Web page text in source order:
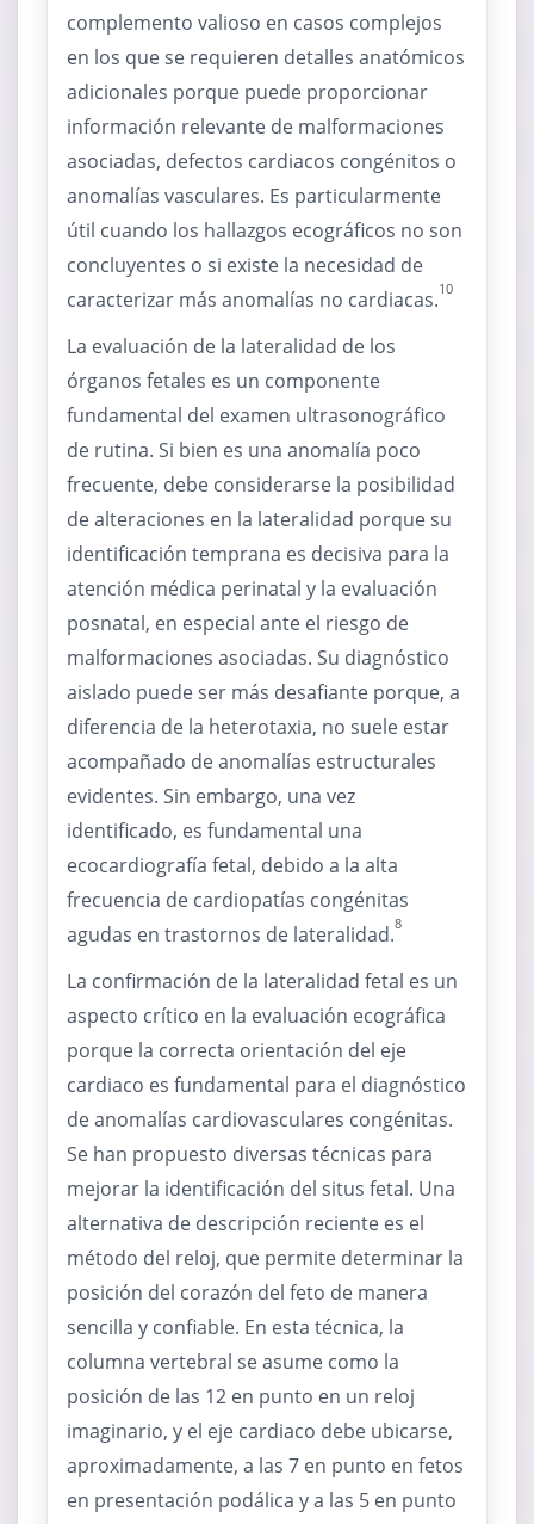
complemento valioso en casos complejos
en los que se requieren detalles anatómicos
adicionales porque puede proporcionar
información relevante de malformaciones
asociadas, defectos cardiacos congénitos o
anomalías vasculares. Es particularmente
útil cuando los hallazgos ecográficos no son
concluyentes o si existe la necesidad de
caracterizar más anomalías no cardiacas.10
La evaluación de la lateralidad de los
órganos fetales es un componente
fundamental del examen ultrasonográfico
de rutina. Si bien es una anomalía poco
frecuente, debe considerarse la posibilidad
de alteraciones en la lateralidad porque su
identificación temprana es decisiva para la
atención médica perinatal y la evaluación
posnatal, en especial ante el riesgo de
malformaciones asociadas. Su diagnóstico
aislado puede ser más desafiante porque, a
diferencia de la heterotaxia, no suele estar
acompañado de anomalías estructurales
evidentes. Sin embargo, una vez
identificado, es fundamental una
ecocardiografía fetal, debido a la alta
frecuencia de cardiopatías congénitas
agudas en trastornos de lateralidad.8
La confirmación de la lateralidad fetal es un
aspecto crítico en la evaluación ecográfica
porque la correcta orientación del eje
cardiaco es fundamental para el diagnóstico
de anomalías cardiovasculares congénitas.
Se han propuesto diversas técnicas para
mejorar la identificación del situs fetal. Una
alternativa de descripción reciente es el
método del reloj, que permite determinar la
posición del corazón del feto de manera
sencilla y confiable. En esta técnica, la
columna vertebral se asume como la
posición de las 12 en punto en un reloj
imaginario, y el eje cardiaco debe ubicarse,
aproximadamente, a las 7 en punto en fetos
en presentación podálica y a las 5 en punto